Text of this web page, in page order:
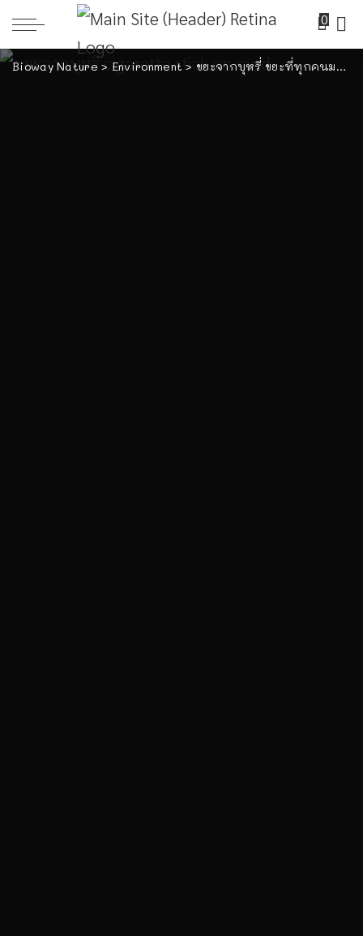
0
Bioway Nature > Environment > ขยะจากบุหรี่ ขยะที่ทุกคนมองข้าม